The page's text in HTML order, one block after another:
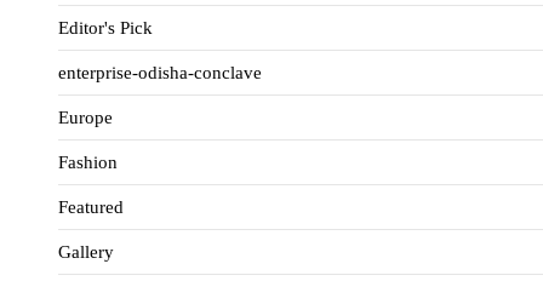
Editor's Pick
enterprise-odisha-conclave
Europe
Fashion
Featured
Gallery